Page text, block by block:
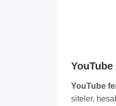
YouTube
siteler,